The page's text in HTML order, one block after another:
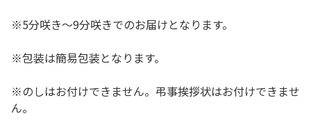
※5分咲き～9分咲きでのお届けとなります。
※包装は簡易包装となります。
※のしはお付けできません。弔事挨拶状はお付けできませ
ん。